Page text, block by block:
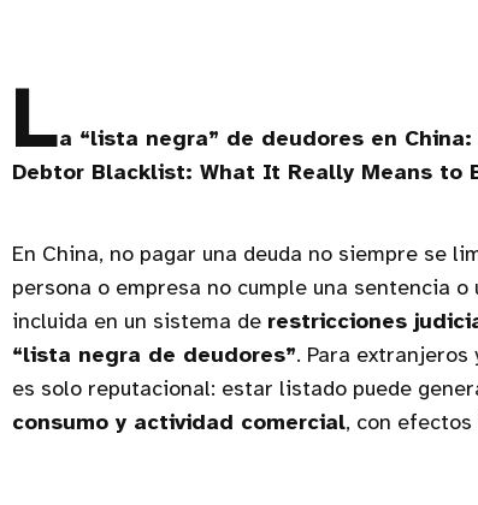
La “lista negra” de deudores en
Debtor Blacklist: What It Really Means to
En China, no pagar una deuda no siempre se
persona o empresa no cumple una sentencia
incluida en un sistema de restricciones
“lista negra de deudores”. Para
es solo reputacional: estar listado puede
consumo y actividad comercial, con